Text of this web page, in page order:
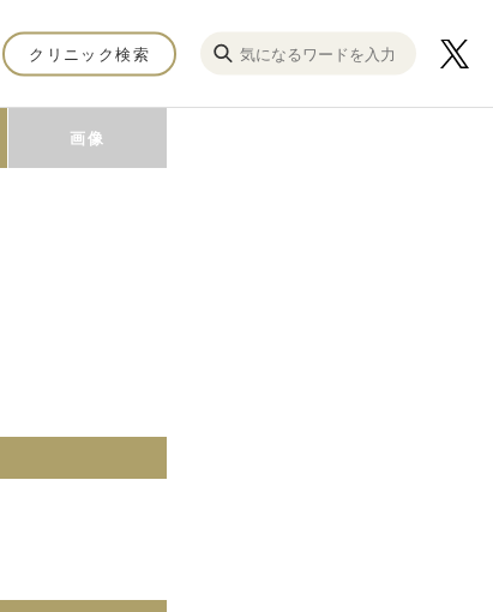
クリニック検索
画像